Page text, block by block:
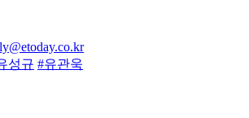
성규 #유관욱